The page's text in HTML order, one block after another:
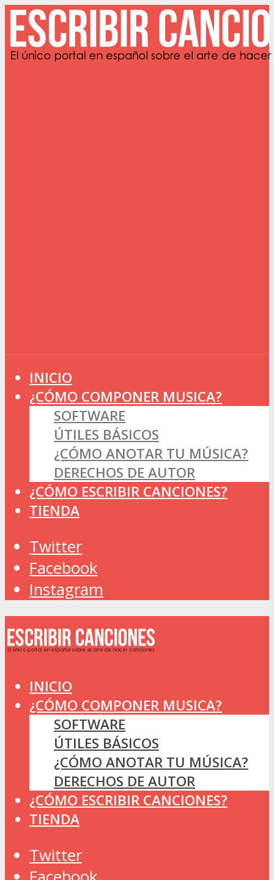
INICIO
¿CÓMO COMPONER MUSICA?
SOFTWARE
ÚTILES BÁSICOS
¿CÓMO ANOTAR TU MÚSICA?
DERECHOS DE AUTOR
¿CÓMO ESCRIBIR CANCIONES?
TIENDA
Twitter
Facebook
Instagram
INICIO
¿CÓMO COMPONER MUSICA?
SOFTWARE
ÚTILES BÁSICOS
¿CÓMO ANOTAR TU MÚSICA?
DERECHOS DE AUTOR
¿CÓMO ESCRIBIR CANCIONES?
TIENDA
Twitter